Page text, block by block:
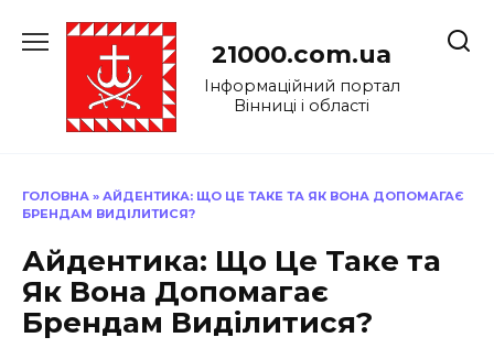
до
21000.com.ua
Інформаційний портал
Вінниці і області
ГОЛОВНА » АЙДЕНТИКА: ЩО ЦЕ ТАКЕ ТА ЯК ВОНА ДОПОМАГАЄ
БРЕНДАМ ВИДІЛИТИСЯ?
Айдентика: Що Це Таке та
Як Вона Допомагає
Брендам Виділитися?